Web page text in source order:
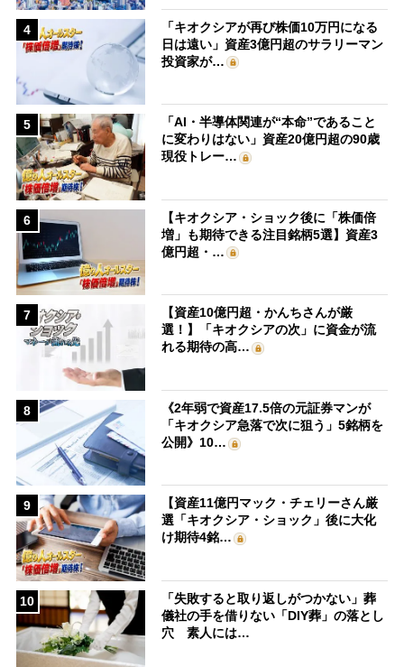
4
「キオクシアが再び株価10万円になる
日は遠い」資産3億円超のサラリーマン
投資家が…
5
「AI・半導体関連が“本命”であること
に変わりはない」資産20億円超の90歳
現役トレー…
6
【キオクシア・ショック後に「株価倍
増」も期待できる注目銘柄5選】資産3
億円超・…
7
【資産10億円超・かんちさんが厳
選！】「キオクシアの次」に資金が流
れる期待の高…
8
《2年弱で資産17.5倍の元証券マンが
「キオクシア急落で次に狙う」5銘柄を
公開》10…
9
【資産11億円マック・チェリーさん厳
選「キオクシア・ショック」後に大化
け期待4銘…
10
「失敗すると取り返しがつかない」葬
儀社の手を借りない「DIY葬」の落とし
穴 素人には…